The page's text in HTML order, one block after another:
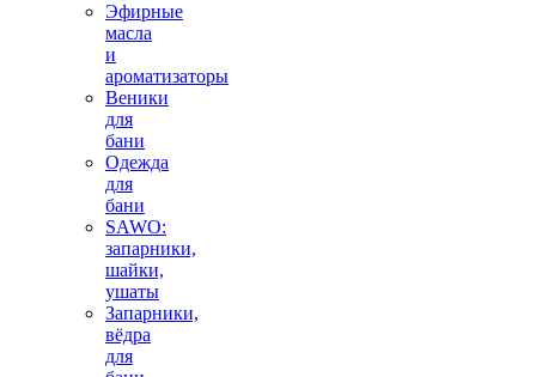
Эфирные
масла
и
ароматизаторы
Веники
для
бани
Одежда
для
бани
SAWO:
запарники,
шайки,
ушаты
Запарники,
вёдра
для